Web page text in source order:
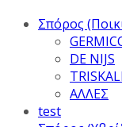
Σπόρος
DE NIJS
ΑΛΛΕΣ
test